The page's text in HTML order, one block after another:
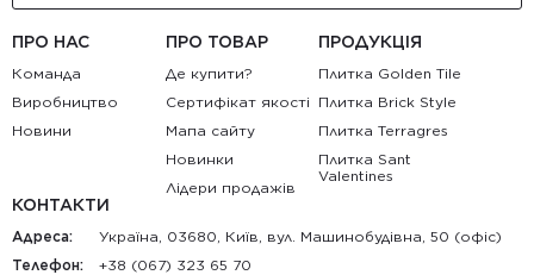
ПРО НАС
Команда
Виробництво
Новини
ПРО ТОВАР
Де купити?
Сертифікат якості
Мапа сайту
Новинки
Лідери продажів
ПРОДУКЦІЯ
Плитка Golden Tile
Плитка Brick Style
Плитка Terragres
Плитка Sant
Valentines
КОНТАКТИ
Адреса:
Україна, 03680, Київ, вул. Машинобудівна, 50 (офіс)
Телефон:
+38 (067) 323 65 70